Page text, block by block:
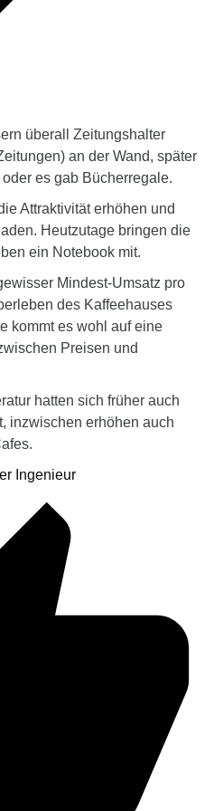
überall Zeitungshalter
an der Wand, später
es gab Bücherregale.
Attraktivität erhöhen und
Heutzutage bringen die
ein Notebook mit.
Mindest-Umsatz pro
des Kaffeehauses
kommt es wohl auf eine
Preisen und
hatten sich früher auch
inzwischen erhöhen auch
Ingenieur